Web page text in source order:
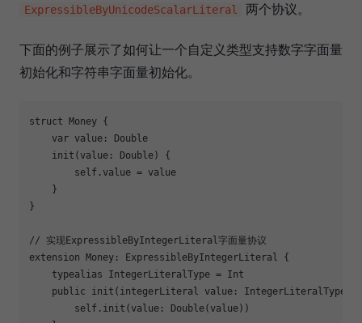
ExpressibleByUnicodeScalarLiteral 两个协议。
下面的例子展示了如何让一个自定义类型支持数字字面量
初始化和字符串字面量初始化。
struct Money {
var value:
Double
init (value: Double ) {
self .value = value
    }
}
// 实现ExpressibleByIntegerLiteral字面量协议
extension
Money : ExpressibleByIntegerLiteral
{
typealias
IntegerLiteralType = Int
public
init (integerLiteral value: IntegerLiteralType
self . init (value: Double(value))